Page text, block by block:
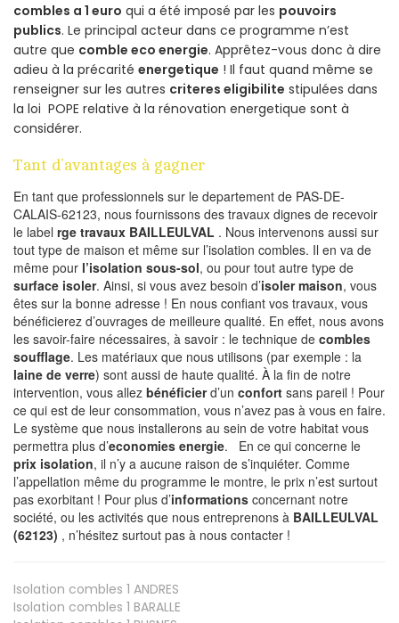
combles a 1 euro qui a été imposé par les pouvoirs
publics. Le principal acteur dans ce programme n’est
autre que comble eco energie. Apprêtez-vous donc à dire
adieu à la précarité energetique ! Il faut quand même se
renseigner sur les autres criteres eligibilite stipulées dans
la loi POPE relative à la rénovation energetique sont à
considérer.
Tant d’avantages à gagner
En tant que professionnels sur le departement de PAS-DE-
CALAIS-62123, nous fournissons des travaux dignes de recevoir
le label rge travaux BAILLEULVAL . Nous intervenons aussi sur
tout type de maison et même sur l’isolation combles. Il en va de
même pour l’isolation sous-sol, ou pour tout autre type de
surface isoler. Ainsi, si vous avez besoin d’isoler maison, vous
êtes sur la bonne adresse ! En nous confiant vos travaux, vous
bénéficierez d’ouvrages de meilleure qualité. En effet, nous avons
les savoir-faire nécessaires, à savoir : le technique de combles
soufflage. Les matériaux que nous utilisons (par exemple : la
laine de verre) sont aussi de haute qualité. À la fin de notre
intervention, vous allez bénéficierd’un confort sans pareil ! Pour
ce qui est de leur consommation, vous n’avez pas à vous en faire.
Le système que nous installerons au sein de votre habitat vous
permettra plus d’economies energie. En ce qui concerne le
prix isolation, il n’y a aucune raison de s’inquiéter. Comme
l’appellation même du programme le montre, le prix n’est surtout
pas exorbitant ! Pour plus d’informations concernant notre
société, ou les activités que nous entreprenons à BAILLEULVAL
(62123) , n’hésitez surtout pas à nous contacter !
Isolation combles 1 ANDRES
Isolation combles 1 BARALLE